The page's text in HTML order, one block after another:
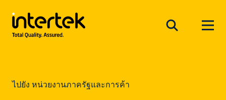
ไปยัง หน่วยงานภาครัฐและการค้า